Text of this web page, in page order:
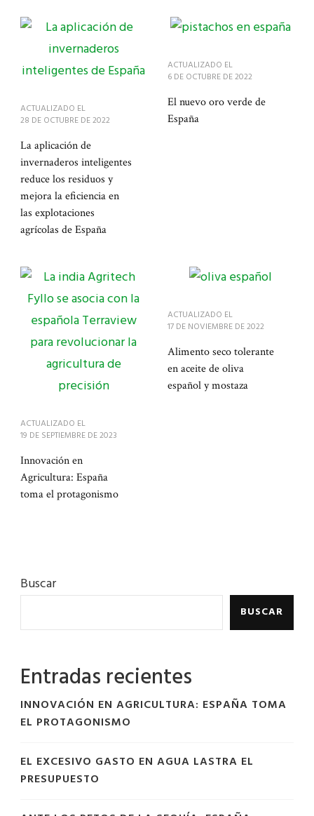
ACTUALIZADO EL
28 DE OCTUBRE DE 2022
La aplicación de
invernaderos inteligentes
reduce los residuos y
mejora la eficiencia en
las explotaciones
agrícolas de España
ACTUALIZADO EL
6 DE OCTUBRE DE 2022
El nuevo oro verde de
España
ACTUALIZADO EL
19 DE SEPTIEMBRE DE 2023
Innovación en
Agricultura: España
toma el protagonismo
ACTUALIZADO EL
17 DE NOVIEMBRE DE 2022
Alimento seco tolerante
en aceite de oliva
español y mostaza
Buscar
BUSCAR
Entradas recientes
INNOVACIÓN EN AGRICULTURA: ESPAÑA TOMA
EL PROTAGONISMO
EL EXCESIVO GASTO EN AGUA LASTRA EL
PRESUPUESTO